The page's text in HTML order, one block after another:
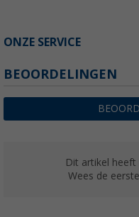
ONZE SERVICE
BEOORDELINGEN
Dit artikel heeft
Wees de